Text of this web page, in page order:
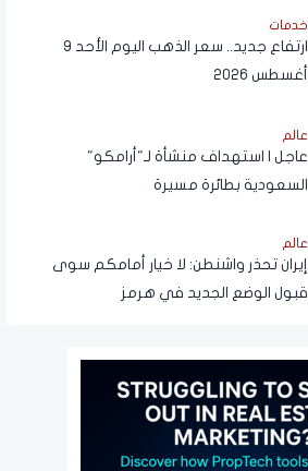
خدمات
ارتفاع جديد.. سعر الذهب اليوم الأحد 9
أغسطس 2026
عالم
عاجل | استهداف منشأة لـ"أرامكو"
السعودية بطائرة مسيرة
عالم
إيران تحذر واشنطن: لا خيار أمامكم سوى
قبول الوضع الجديد في هرمز